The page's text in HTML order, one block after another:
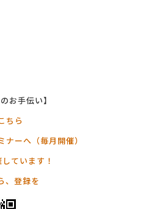
お手伝い】
ちら
ーへ（毎月開催）
ています！
、登録を